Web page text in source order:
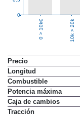
0
0 > 10k€ 10k > 20k
Precio
Longitud
Combustible
Potencia máxima
Caja de cambios
Tracción